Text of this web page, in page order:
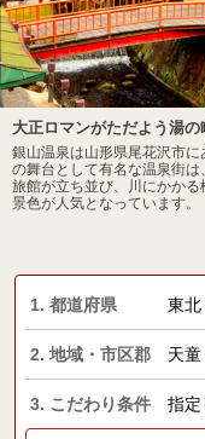
大正ロマンがただよう湯
銀山温泉は山形県尾花沢市に
の舞台として有名な温泉街
旅館が立ち並び、川にかか
景色が人気となっています。
1. 都道府県 東北
2. 地域・市区郡 天
3. こだわり条件 指定